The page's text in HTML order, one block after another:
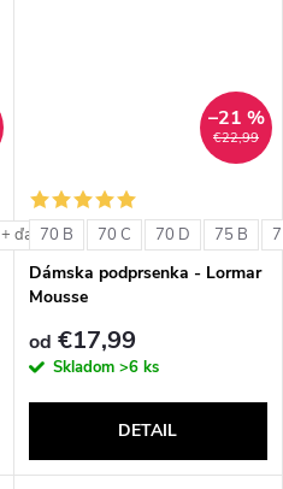
+ ďalšie
€22,99
–21 %
70 B 70 C 70 D 75 B
Dámska podprsenka - Lormar
Mousse
od €17,99
Skladom >6 ks
DETAIL